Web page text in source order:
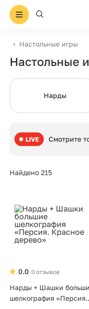
Настольные игры
Настольные
Нарды
LIVE Смотрите
Найдено 215
0 отзывов
0.0
Нарды + Шашки
шелкография «Персия.